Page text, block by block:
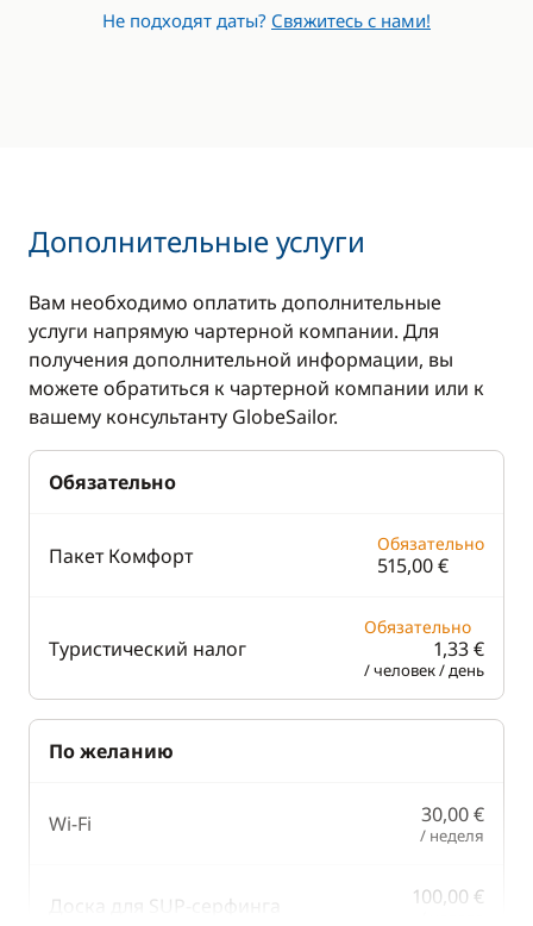
Не подходят даты? Свяжитесь с нами!
Дополнительные услуги
Вам необходимо оплатить дополнительные
услуги напрямую чартерной компании. Для
получения дополнительной информации, вы
можете обратиться к чартерной компании или к
вашему консультанту GlobeSailor.
Обязательно
Пакет Комфорт Обязательно
515,00 €
Туристический налог
Обязательно
1,33 €
/ человек / день
По желанию
Wi-Fi 30,00 €
/ неделя
Доска для SUP-серфинга 100,00 €